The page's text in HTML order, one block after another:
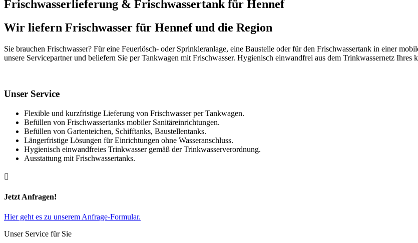
Frischwasserlieferung & Frischwassertank für Hennef
Wir liefern Frischwasser für Hennef und die Region
Sie brauchen Frischwasser? Für eine Feuerlösch- oder Sprinkleranlage, eine Baustelle oder für den Frischwassertank in einer
unsere Servicepartner und beliefern Sie per Tankwagen mit Frischwasser. Hygienisch einwandfrei aus dem Trinkwassernetz Ihres
Unser Service
Flexible und kurzfristige Lieferung von Frischwasser per Tankwagen.
Befüllen von Frischwassertanks mobiler Sanitäreinrichtungen.
Befüllen von Gartenteichen, Schifftanks, Baustellentanks.
Längerfristige Lösungen für Einrichtungen ohne Wasseranschluss.
Hygienisch einwandfreies Trinkwasser gemäß der Trinkwasserverordnung.
Ausstattung mit Frischwassertanks.

Jetzt Anfragen!
Hier geht es zu unserem Anfrage-Formular.
Unser Service für Sie